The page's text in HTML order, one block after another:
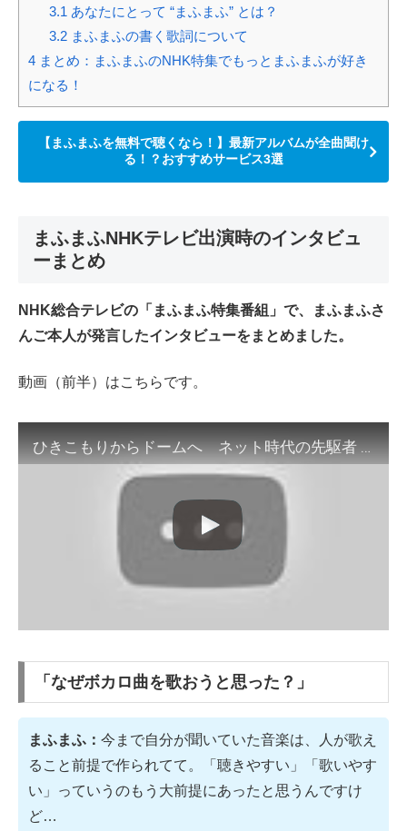
3.1 あなたにとって “まふまふ” とは？
3.2まふまふの書く歌詞について
4 まとめ：まふまふのNHK特集でもっとまふまふが好き
になる！
【まふまふを無料で聴くなら！】最新アルバムが全曲聞け
る！？おすすめサービス3選
まふまふNHKテレビ出演時のインタビュ
ーまとめ
NHK総合テレビの「まふまふ特集番組」で、まふまふさ
んご本人が発言したインタビューをまとめました。
動画（前半）はこちらです。
ひきこもりからドームへ ネット時代の先駆者 2019年10月20日（日）放送（前半）
「なぜボカロ曲を歌おうと思った？」
まふまふ： 今まで自分が聞いていた音楽は、人が歌え
ること前提で作られてて。「聴きやすい」「歌いやす
い」っていうのもう大前提にあったと思うんですけ
ど…